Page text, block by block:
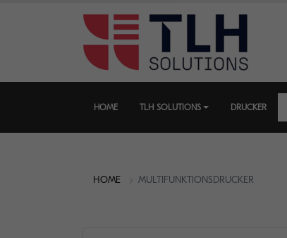
HOME TLH SOLUTIONS DRUCKER
HOME MULTIFUNKTIONSDRUCKER